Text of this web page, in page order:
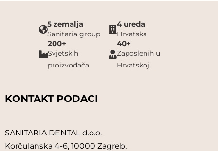
5 zemalja
Sanitaria group
4 ureda
Hrvatska
200+
Svjetskih
proizvođača
40+
Zaposlenih u
Hrvatskoj
KONTAKT PODACI
SANITARIA DENTAL d.o.o.
Korčulanska 4-6, 10000 Zagreb,